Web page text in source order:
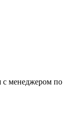
с менеджером по